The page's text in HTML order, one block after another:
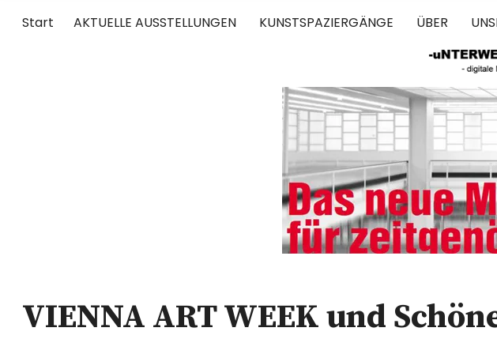
Start AKTUELLE AUSSTELLUNGEN KUNSTSPAZIERGÄNGE ÜBER
UNTERWEGS IN
RUND UM DIE ZEITGENÖSSISCHE KUNST
VIENNA ART WEEK und